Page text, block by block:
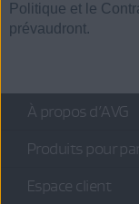
Politique et le
prévaudront.
À propos d’AVG
Produits pour
Espace client